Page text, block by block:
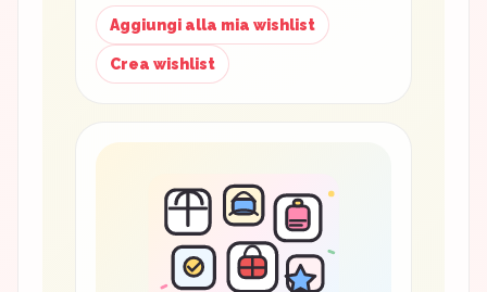
Aggiungi alla mia wishlist
Crea wishlist